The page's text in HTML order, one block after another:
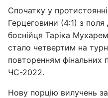
Спочатку у
Герцеговини (4:1) з
боснійця Таріка
стало четвертим на
повторенням фінальних
ЧС-2022.
Нову порцію вилучень